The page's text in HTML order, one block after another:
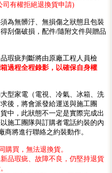
有權拒絕退換貨申請)
為無髒汙、無損傷之狀態且包裝
刮傷破損，配件/隨附文件與贈品
瑕疵判斷將由原廠工程人員檢
過程全程錄影，以確保自身權
型家電（電視、冷氣、冰箱、洗
後，將會派發給運送與施工團
中，此狀態不一定是實際完成出
施工團隊與訂購者電話約裝的內
商將進行聯絡之約裝動作。
買，無法退換貨。
品瑕疵、故障不良，仍堅持退貨